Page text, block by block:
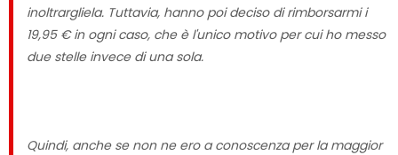
inoltrargliela. Tuttavia, hanno poi deciso di rimborsarmi i
19,95 € in ogni caso, che è l'unico motivo per cui ho messo
due stelle invece di una sola.
Quindi, anche se non ne ero a conoscenza per la maggior